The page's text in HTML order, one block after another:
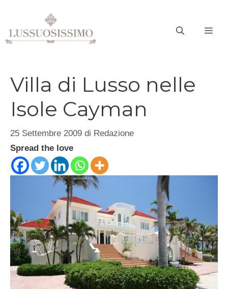
contenuto
Villa di Lusso nelle
Isole Cayman
25 Settembre 2009 di Redazione
Spread the love